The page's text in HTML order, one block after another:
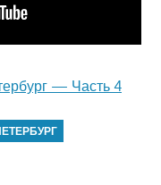
— Часть 4